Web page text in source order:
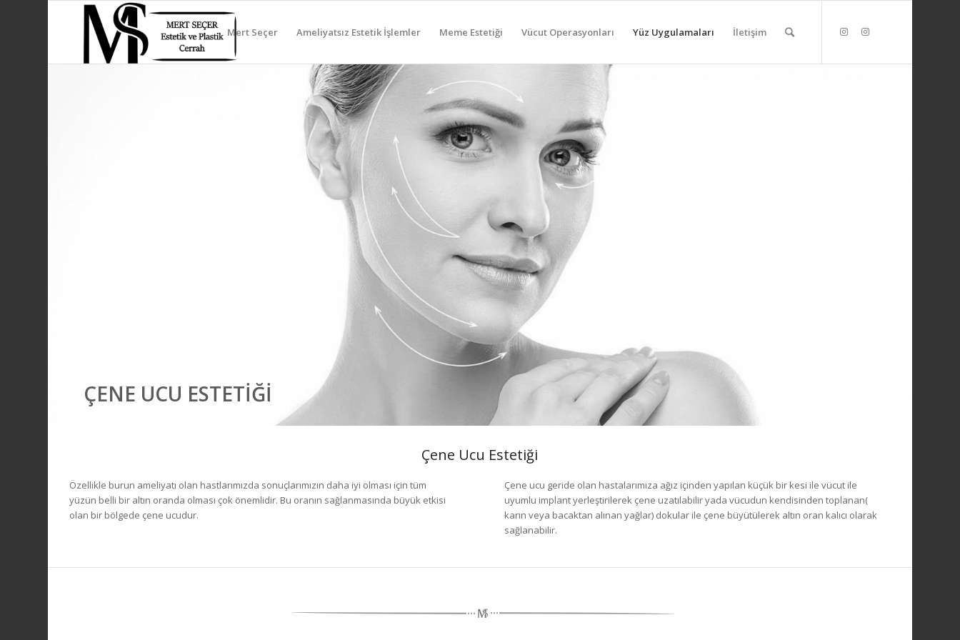
Mert Seçer Ameliyatsız Estetik İşlemler Meme Estetiği Vücut Operasyonları Yüz Uygulamaları İletişim
ÇENE UCU ESTETIĞI
Çene Ucu Estetiği
Özellikle burun ameliyatı olan hastlarımızda sonuçlarımızın daha iyi olması için tüm
yüzün belli bir altın oranda olması çok önemlidir. Bu oranın sağlanmasında büyük etkisi
olan bir bölgede çene ucudur.
Çene ucu geride olan hastalarımıza ağız içinden yapılan küçük bir kesi ile vücut ile
uyumlu implant yerleştirilerek çene uzatılabilir yada vücudun kendisinden toplanan(
karın veya bacaktan alınan yağlar) dokular ile çene büyütülerek altın oran kalıcı olarak
sağlanabilir.